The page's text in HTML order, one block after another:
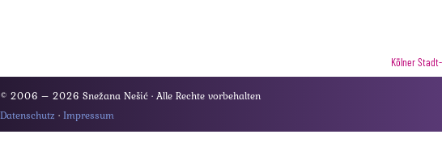
Kölner
© 2006 – 2026 Snežana Nešić · Alle Rechte vorbehalten
Datenschutz · Impressum